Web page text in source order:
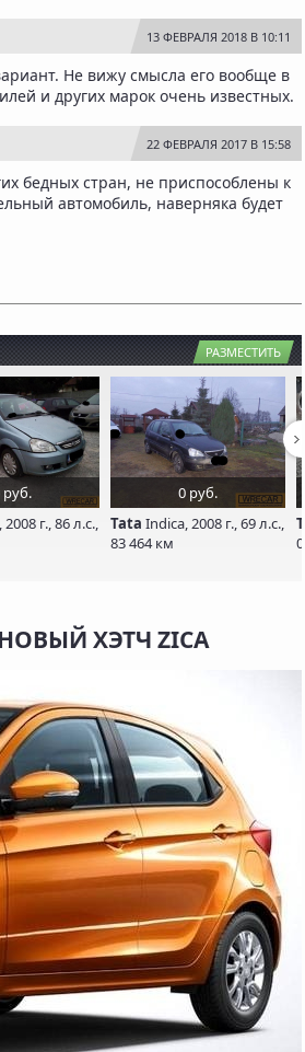
13 ФЕВРАЛЯ 2018 В 10:11
Не вижу смысла его вообще в
и других марок очень известных.
22 ФЕВРАЛЯ 2017 В 15:58
бедных стран, не приспособлены к
автомобиль, наверняка будет
РАЗМЕСТИТЬ
руб.
г., 86 л.с.,
0 руб.
Tata Indica, 2008 г., 69 л.с.,
83 464 км
0
ХЭТЧ ZICA